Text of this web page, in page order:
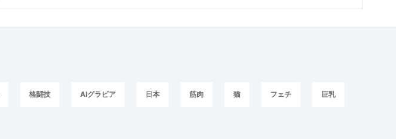
格闘技 AIグラビア 日本 筋肉 猫 フェチ 巨乳